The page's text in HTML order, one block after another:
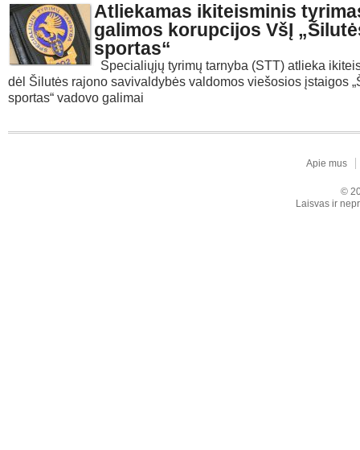
Atliekamas ikiteisminis
galimos korupcijos VšĮ
sportas“
Specialiųjų tyrimų tarnyba (STT) atlieka
dėl Šilutės rajono savivaldybės valdomos viešosios įstaigos
sportas“ vadovo galimai
Apie mus
©
Laisvas ir